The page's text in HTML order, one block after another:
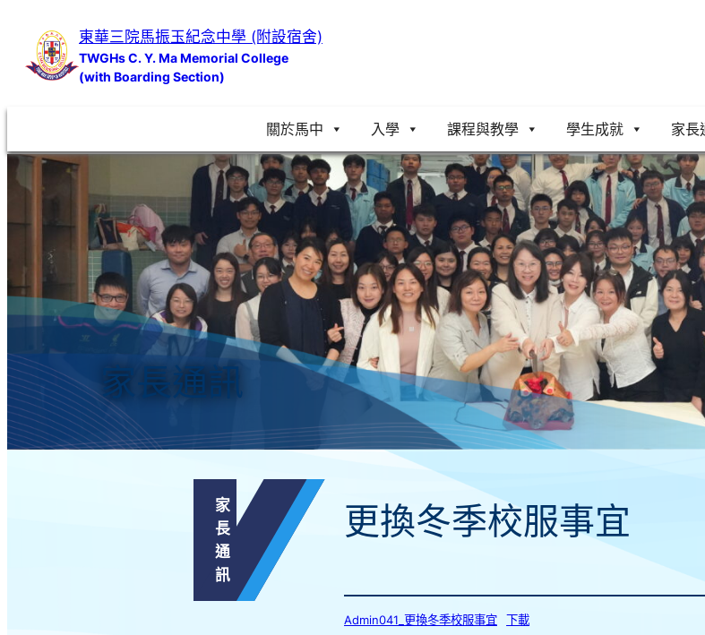
內
東華三院馬振玉紀念中學 (附設宿舍)
TWGHs C. Y. Ma Memorial College
(with Boarding Section)
關於馬中 入學 課程與教學 學生成就 家長
家長通訊
家
長
通
訊
更換冬季校服事宜
Admin041_更換冬季校服事宜 下載